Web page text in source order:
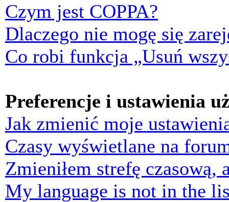
Czym jest COPPA?
Dlaczego nie mogę się
Co robi funkcja „Usuń
Preferencje i ustawienia
Jak zmienić moje
Czasy wyświetlane na
Zmieniłem strefę czasową,
My language is not in the